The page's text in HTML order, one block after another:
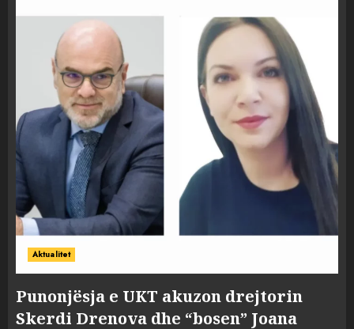
Aktualitet
Punonjësja e UKT akuzon drejtorin
Skerdi Drenova dhe “bosen” Joana